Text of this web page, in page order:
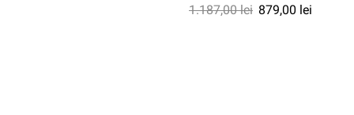
1.187,00lei 879,00 lei